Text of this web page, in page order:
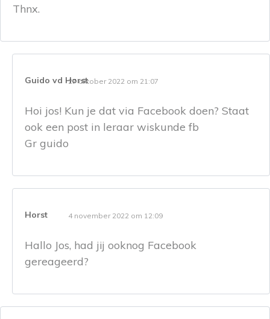
Thnx.
Guido vd Horst27 oktober 2022 om 21:07
Hoi jos! Kun je dat via Facebook doen? Staat
ook een post in leraar wiskunde fb
Gr guido
Horst 4 november 2022 om 12:09
Hallo Jos, had jij ooknog Facebook
gereageerd?